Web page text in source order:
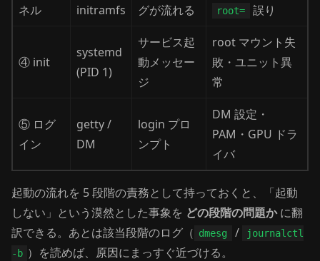
ネル
initramfs
グが流れる
root= 誤り
④ init
systemd
(PID 1)
サービス起
動メッセー
ジ
root マウント失
敗・ユニット異
常
⑤ ログ
イン
getty /
DM
login プロ
ンプト
DM 設定・
PAM・GPU ドラ
イバ
起動の流れを 5 段階の責務として持っておくと、「起動
しない」という漠然とした事象を どの段階の問題かに翻
訳できる。あとは該当段階のログ（ dmesg /
journalctl
-b ）を読めば、原因にまっすぐ近づける。